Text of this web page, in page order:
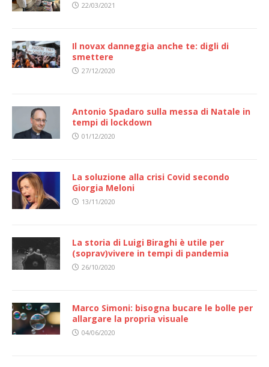
22/03/2021
Il novax danneggia anche te: digli di
smettere
27/12/2020
Antonio Spadaro sulla messa di Natale in
tempi di lockdown
01/12/2020
La soluzione alla crisi Covid secondo
Giorgia Meloni
13/11/2020
La storia di Luigi Biraghi è utile per
(soprav)vivere in tempi di pandemia
26/10/2020
Marco Simoni: bisogna bucare le bolle per
allargare la propria visuale
04/06/2020